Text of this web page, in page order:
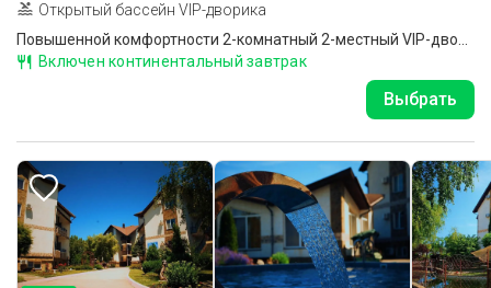
Открытый бассейн VIP-дворика
Включен континентальный завтрак
Выбрать